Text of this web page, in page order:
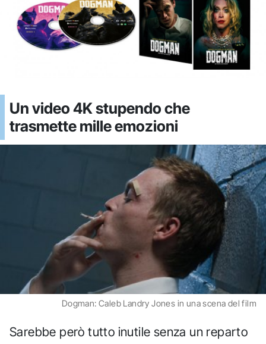
Un video 4K stupendo che
trasmette mille emozioni
Dogman: Caleb Landry Jones in una scena del film
Sarebbe però tutto inutile senza un reparto